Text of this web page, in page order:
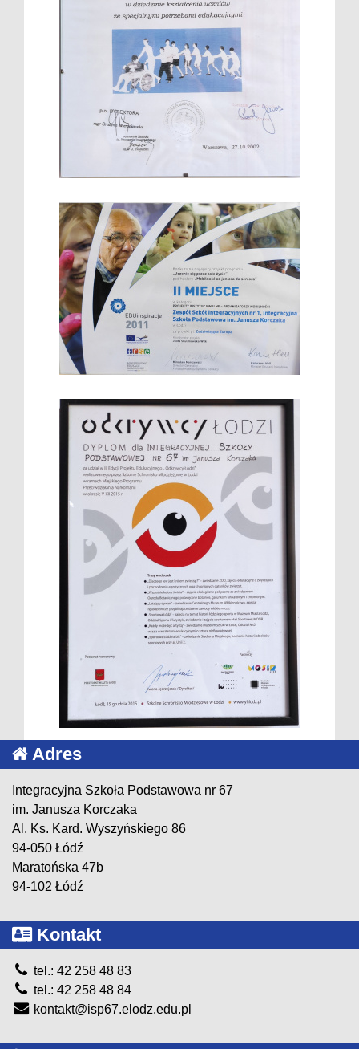
Adres
Integracyjna Szkoła Podstawowa nr 67
im. Janusza Korczaka
Al. Ks. Kard. Wyszyńskiego 86
94-050 Łódź
Maratońska 47b
94-102 Łódź
Kontakt
tel.: 42 258 48 83
tel.: 42 258 48 84
kontakt@isp67.elodz.edu.pl